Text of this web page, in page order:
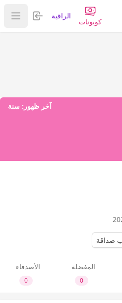
كوبونات
الراقية تسجيل
عرض
آخر ظهور: سنة
صداقة
المفضلة
0
الأصدقاء
0